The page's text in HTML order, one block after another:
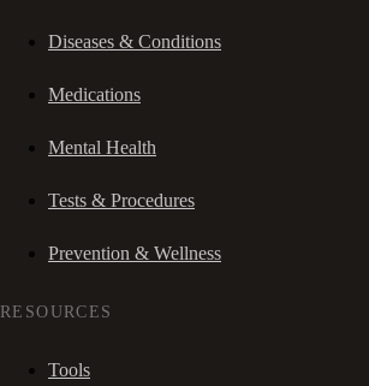
Diseases & Conditions
Medications
Mental Health
Tests & Procedures
Prevention & Wellness
RESOURCES
Tools